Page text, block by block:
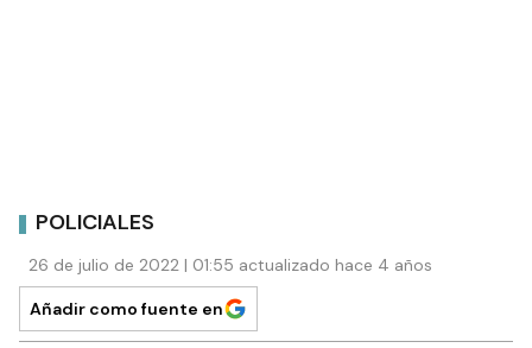
POLICIALES
26 de julio de 2022 | 01:55 actualizado hace 4 años
Añadir como fuente en